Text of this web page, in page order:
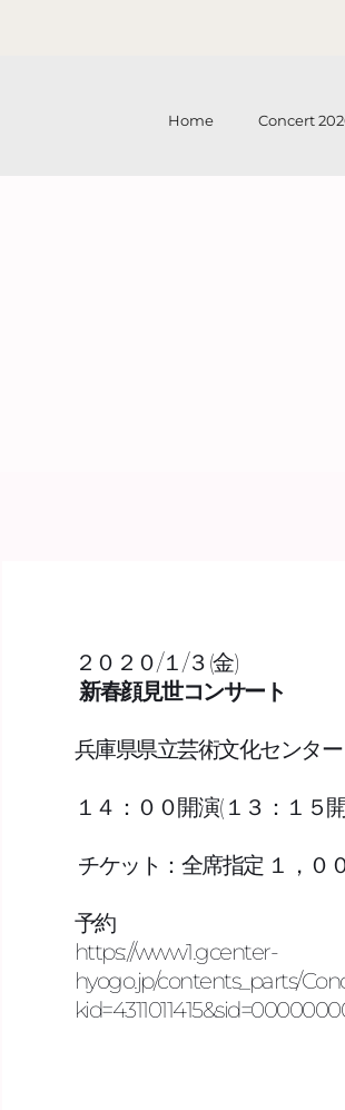
Home Concert
２０２０/１/３(金)
新春顔見世コンサート
兵庫県県立芸術文化センタ
１４：００開演(１３：１５
チケット：全席指定 １，０
予約
https://www1.gcenter-
hyogo.jp/contents_parts/